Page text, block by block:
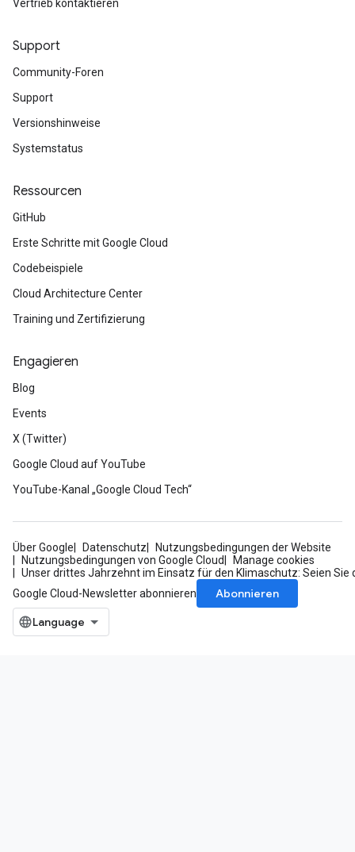
Vertrieb kontaktieren
Support
Community-Foren
Support
Versionshinweise
Systemstatus
Ressourcen
GitHub
Erste Schritte mit Google Cloud
Codebeispiele
Cloud Architecture Center
Training und Zertifizierung
Engagieren
Blog
Events
X (Twitter)
Google Cloud auf YouTube
YouTube-Kanal „Google Cloud Tech“
Über Google Datenschutz
Nutzungsbedingungen der Website
Nutzungsbedingungen von Google Cloud
Manage cookies
Unser drittes Jahrzehnt im Einsatz für den Klimaschutz: Seien Sie
Google Cloud-Newsletter abonnieren
Abonnieren